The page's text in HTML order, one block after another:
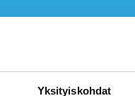
Yksityiskohdat